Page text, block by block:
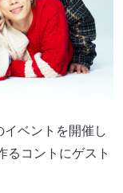
ベントを開催し
コントにゲスト